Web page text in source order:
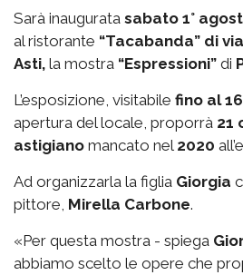
Sarà inaugurata sabato 1°
al ristorante “Tacabanda” di
Asti, la mostra “Espressioni” di
L’esposizione, visitabile fino al
apertura del locale, proporrà 21
astigiano mancato nel 2020
Ad organizzarla la figlia Giorgia
pittore, Mirella Carbone.
«Per questa mostra - spiega
abbiamo scelto le opere che